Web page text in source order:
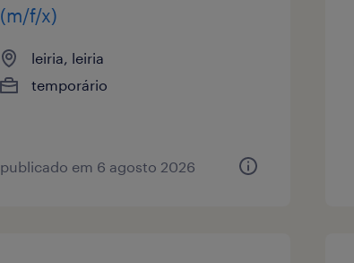
(m/f/x)
leiria, leiria
temporário
publicado em 6 agosto 2026